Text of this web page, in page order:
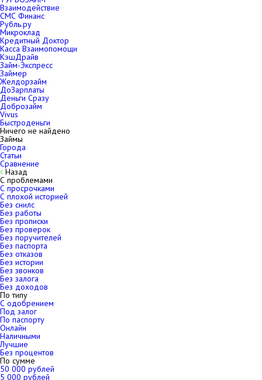
Взаимодействие
СМС Финанс
Рубль.ру
Микроклад
Кредитный Доктор
Касса Взаимопомощи
КэшДрайв
Займ-Экспресс
Займер
Желдорзайм
ДоЗарплаты
Деньги Сразу
Доброзайм
Vivus
Быстроденьги
Ничего не найдено
Займы
Города
Статьи
Сравнение
Назад
С проблемами
С просрочками
С плохой историей
Без снилс
Без работы
Без прописки
Без проверок
Без поручителей
Без паспорта
Без отказов
Без истории
Без звонков
Без залога
Без доходов
По типу
С одобрением
Под залог
По паспорту
Онлайн
Наличными
Лучшие
Без процентов
По сумме
50 000 рублей
5 000 рублей